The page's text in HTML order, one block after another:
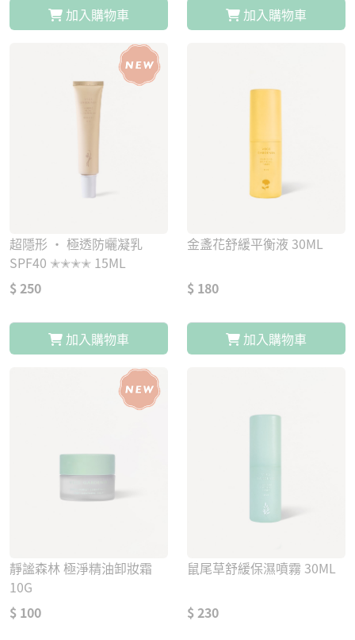
加入購物車 加入購物車
超隱形 · 極透防曬凝乳
SPF40 ✭✭✭✭ 15ML
$ 250
加入購物車
金盞花舒緩平衡液 30ML
$ 180
加入購物車
靜謐森林 極淨精油卸妝霜
10G
$ 100
鼠尾草舒緩保濕噴霧 30ML
$ 230